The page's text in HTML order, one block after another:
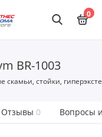
0
BR-1003
скамьи, стойки,
Отзывы 0 Вопросы